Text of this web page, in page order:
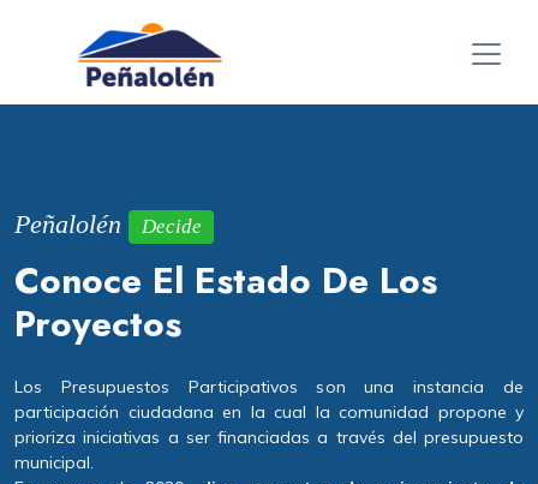
Peñalolén Decide
Conoce El Estado De Los
Proyectos
Los Presupuestos Participativos son una instancia de
participación ciudadana en la cual la comunidad propone y
prioriza iniciativas a ser financiadas a través del presupuesto
municipal.